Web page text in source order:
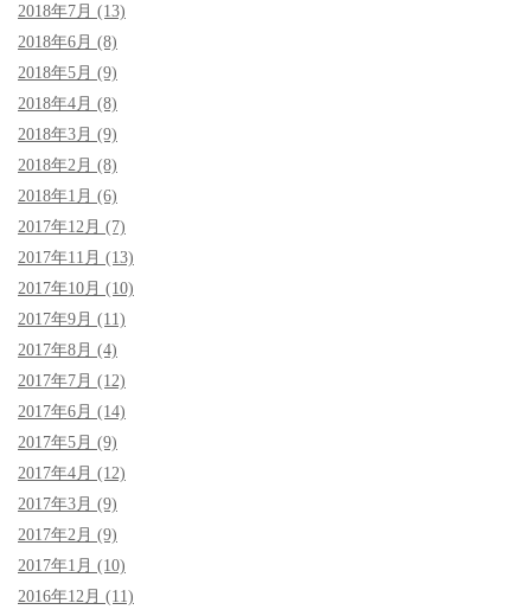
2018年7月 (13)
2018年6月 (8)
2018年5月 (9)
2018年4月 (8)
2018年3月 (9)
2018年2月 (8)
2018年1月 (6)
2017年12月 (7)
2017年11月 (13)
2017年10月 (10)
2017年9月 (11)
2017年8月 (4)
2017年7月 (12)
2017年6月 (14)
2017年5月 (9)
2017年4月 (12)
2017年3月 (9)
2017年2月 (9)
2017年1月 (10)
2016年12月 (11)